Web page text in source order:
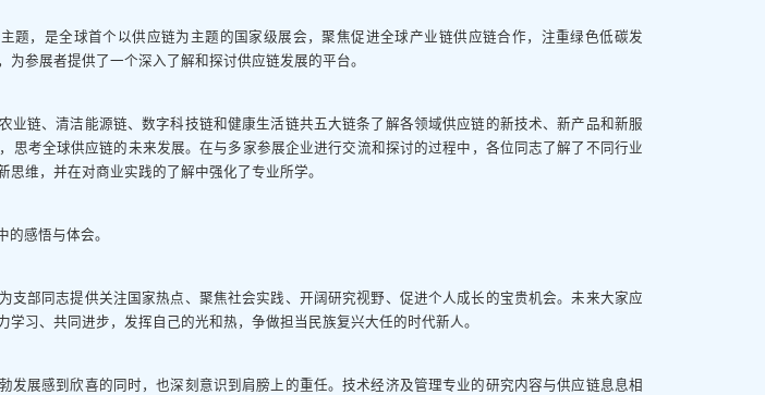
题，是全球首个以供应链为主题的国家级展会，聚焦促进全球产业链供应链合作，注重绿色低碳发
参展者提供了一个深入了解和探讨供应链发展的平台。
业链、清洁能源链、数字科技链和健康生活链共五大链条了解各领域供应链的新技术、新产品和新服
思考全球供应链的未来发展。在与多家参展企业进行交流和探讨的过程中，各位同志了解了不同行业
维，并在对商业实践的了解中强化了专业所学。
感悟与体会。
支部同志提供关注国家热点、聚焦社会实践、开阔研究视野、促进个人成长的宝贵机会。未来大家应
习、共同进步，发挥自己的光和热，争做担当民族复兴大任的时代新人。
发展感到欣喜的同时，也深刻意识到肩膀上的重任。技术经济及管理专业的研究内容与供应链息息相